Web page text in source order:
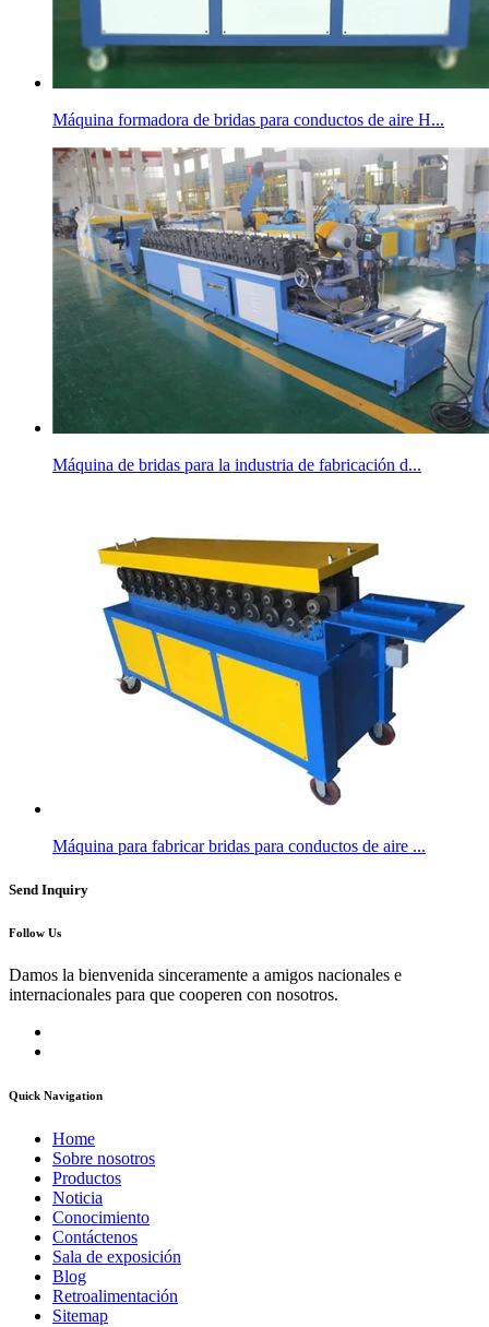
Máquina formadora de bridas para conductos de aire H...
Máquina de bridas para la industria de fabricación d...
Máquina para fabricar bridas para conductos de aire ...
Send Inquiry
Follow Us
Damos la bienvenida sinceramente a amigos nacionales e
internacionales para que cooperen con nosotros.
Quick Navigation
Home
Sobre nosotros
Productos
Noticia
Conocimiento
Contáctenos
Sala de exposición
Blog
Retroalimentación
Sitemap